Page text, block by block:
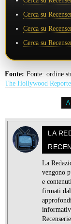
Cerca su
Cerca su
Cerca su
Fonte: Fonte: ordine
The Hollywood
LA
La
vengono
e
firmati